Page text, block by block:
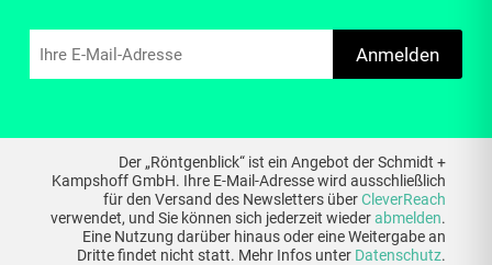
Anmelden
Der „Röntgenblick“ ist ein Angebot der Schmidt +
Kampshoff GmbH. Ihre E-Mail-Adresse wird ausschließlich
für den Versand des Newsletters überCleverReach
verwendet, und Sie können sich jederzeit wiederabmelden.
Eine Nutzung darüber hinaus oder eine Weitergabe an
Dritte findet nicht statt. Mehr Infos unter Datenschutz.